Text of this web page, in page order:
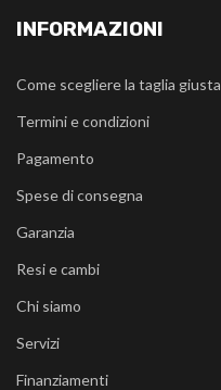
INFORMAZIONI
Come scegliere la taglia giusta
Termini e condizioni
Pagamento
Spese di consegna
Garanzia
Resi e cambi
Chi siamo
Servizi
Finanziamenti